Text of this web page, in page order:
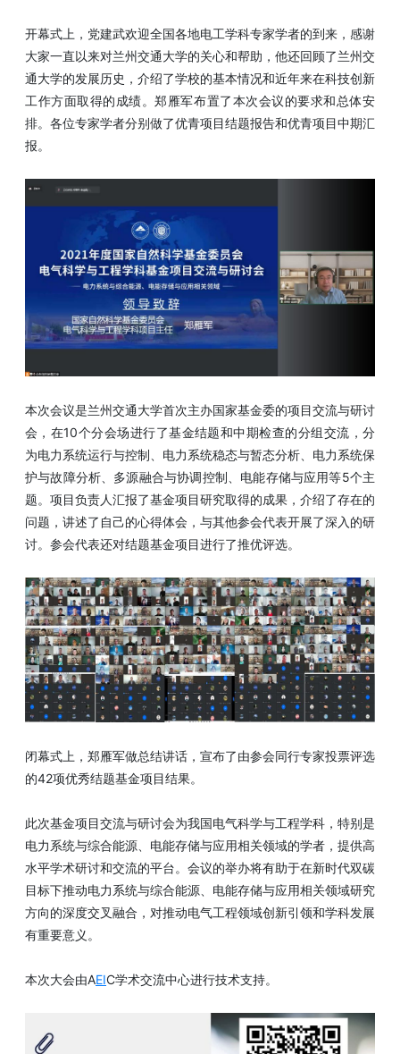
开幕式上，党建武欢迎全国各地电工学科专家学者的到来，感谢
大家一直以来对兰州交通大学的关心和帮助，他还回顾了兰州交
通大学的发展历史，介绍了学校的基本情况和近年来在科技创新
工作方面取得的成绩。郑雁军布置了本次会议的要求和总体安
排。各位专家学者分别做了优青项目结题报告和优青项目中期汇
报。
本次会议是兰州交通大学首次主办国家基金委的项目交流与研讨
会，在10个分会场进行了基金结题和中期检查的分组交流，分
为电力系统运行与控制、电力系统稳态与暂态分析、电力系统保
护与故障分析、多源融合与协调控制、电能存储与应用等5个主
题。项目负责人汇报了基金项目研究取得的成果，介绍了存在的
问题，讲述了自己的心得体会，与其他参会代表开展了深入的研
讨。参会代表还对结题基金项目进行了推优评选。
闭幕式上，郑雁军做总结讲话，宣布了由参会同行专家投票评选
的42项优秀结题基金项目结果。
此次基金项目交流与研讨会为我国电气科学与工程学科，特别是
电力系统与综合能源、电能存储与应用相关领域的学者，提供高
水平学术研讨和交流的平台。会议的举办将有助于在新时代双碳
目标下推动电力系统与综合能源、电能存储与应用相关领域研究
方向的深度交叉融合，对推动电气工程领域创新引领和学科发展
有重要意义。
本次大会由AEIC学术交流中心进行技术支持。